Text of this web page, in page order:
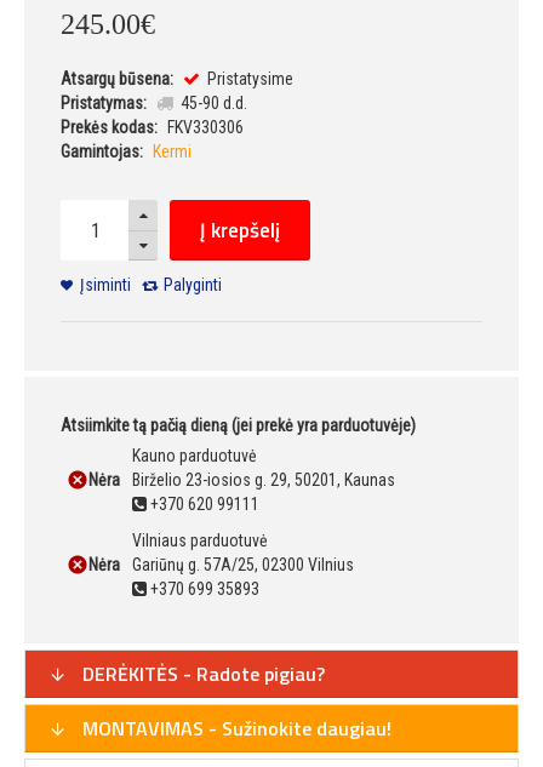
245.00€
Atsargų būsena:
Pristatysime
Pristatymas:
45-90 d.d.
Prekės kodas:
FKV330306
Gamintojas:
Kermi
Į krepšelį
Įsiminti Palyginti
Atsiimkite tą pačią dieną (jei prekė yra parduotuvėje)
Nėra
Kauno parduotuvė
Birželio 23-iosios g. 29, 50201, Kaunas
+370 620 99111
Nėra
Vilniaus parduotuvė
Gariūnų g. 57A/25, 02300 Vilnius
+370 699 35893
DERĖKITĖS - Radote pigiau?
MONTAVIMAS - Sužinokite daugiau!